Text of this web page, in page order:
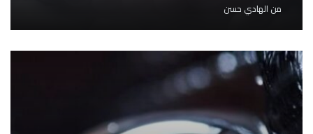
من الهادي حسن